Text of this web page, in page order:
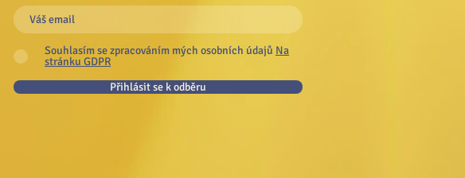
Souhlasím se zpracováním mých osobních údajů Na
stránku GDPR
Přihlásit se k odběru